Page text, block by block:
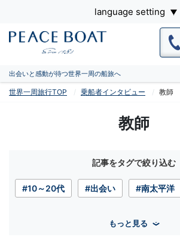
language setting
出会いと感動が待つ世界一周の船旅へ
世界一周旅行TOP 乗船者インタビュー 教師
教師
記事をタグで絞り込む
#10～20代 #出会い #南太平洋
もっと見る